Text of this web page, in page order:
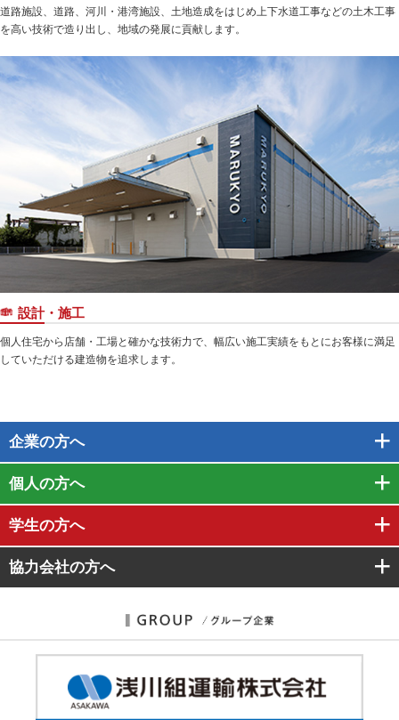
道路施設、道路、河川・港湾施設、土地造成をはじめ上下水道工事などの土木工事
を高い技術で造り出し、地域の発展に貢献します。
設計・施工
個人住宅から店舗・工場と確かな技術力で、幅広い施工実績をもとにお客様に満足
していただける建造物を追求します。
企業の方へ
個人の方へ
学生の方へ
協力会社の方へ